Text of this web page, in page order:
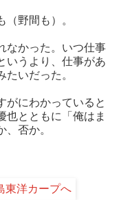
野間も）。
なかった。いつ仕事
いうより、仕事があ
いだった。
がにわかっていると
也とともに「俺はま
否か。